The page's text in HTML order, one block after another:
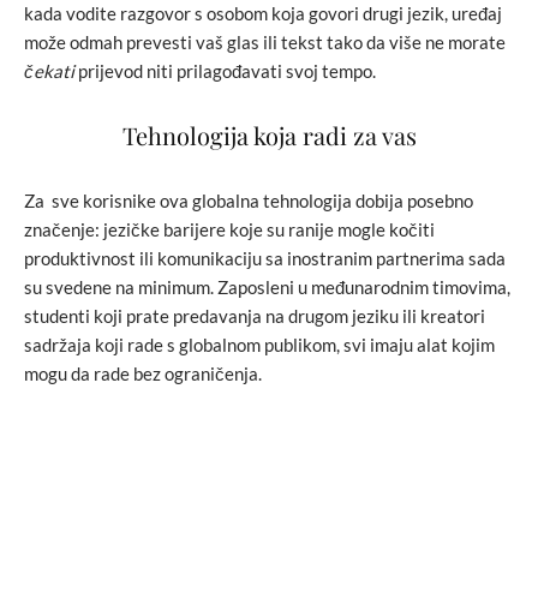
kada vodite razgovor s osobom koja govori drugi jezik, uređaj
može odmah prevesti vaš glas ili tekst tako da više ne morate
čekatiprijevod niti prilagođavati svoj tempo.
Tehnologija koja radi za vas
Za sve korisnike ova globalna tehnologija dobija posebno
značenje: jezičke barijere koje su ranije mogle kočiti
produktivnost ili komunikaciju sa inostranim partnerima sada
su svedene na minimum. Zaposleni u međunarodnim timovima,
studenti koji prate predavanja na drugom jeziku ili kreatori
sadržaja koji rade s globalnom publikom, svi imaju alat kojim
mogu da rade bez ograničenja.